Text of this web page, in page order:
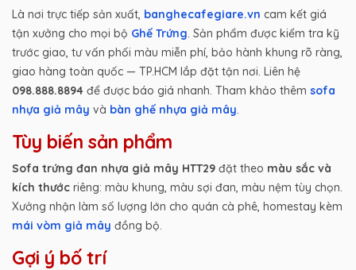
Là nơi trực tiếp sản xuất, banghecafegiare.vn cam kết giá
tận xưởng cho mọi bộ Ghế Trứng . Sản phẩm được kiểm tra kỹ
trước giao, tư vấn phối màu miễn phí, bảo hành khung rõ ràng,
giao hàng toàn quốc — TP.HCM lắp đặt tận nơi. Liên hệ
098.888.8894 để được báo giá nhanh. Tham khảo thêm sofa
nhựa giả mây và bàn ghế nhựa giả mây
Tùy biến sản phẩm
Sofa trứng đan nhựa giả mây HTT29 đặt theo màu sắc và
kích thước riêng: màu khung, màu sợi đan, màu nệm tùy chọn.
Xưởng nhận làm số lượng lớn cho quán cà phê, homestay kèm
mái vòm giả mây đồng bộ.
Gợi ý bố trí